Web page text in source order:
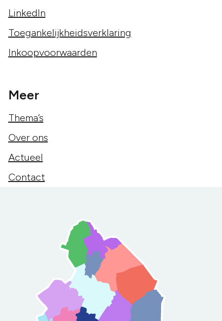
LinkedIn
Toegankelijkheidsverklaring
Inkoopvoorwaarden
Meer
Thema’s
Over ons
Actueel
Contact